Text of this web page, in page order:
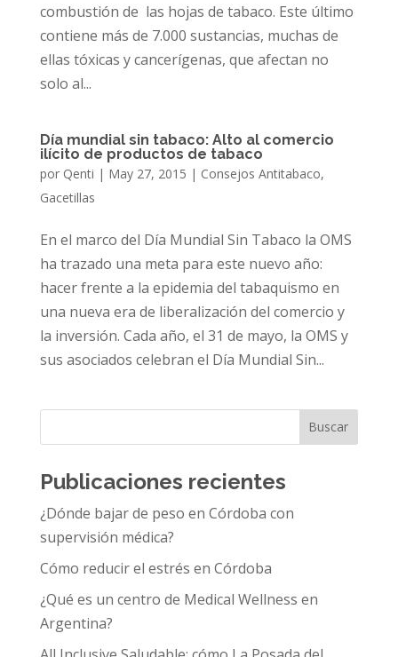
combustión de las hojas de tabaco. Este último
contiene más de 7.000 sustancias, muchas de
ellas tóxicas y cancerígenas, que afectan no
solo al...
Día mundial sin tabaco: Alto al comercio
ilícito de productos de tabaco
por Qenti | May 27, 2015 | Consejos Antitabaco,
Gacetillas
En el marco del Día Mundial Sin Tabaco la OMS
ha trazado una meta para este nuevo año:
hacer frente a la epidemia del tabaquismo en
una nueva era de liberalización del comercio y
la inversión. Cada año, el 31 de mayo, la OMS y
sus asociados celebran el Día Mundial Sin...
Buscar
Publicaciones recientes
¿Dónde bajar de peso en Córdoba con
supervisión médica?
Cómo reducir el estrés en Córdoba
¿Qué es un centro de Medical Wellness en
Argentina?